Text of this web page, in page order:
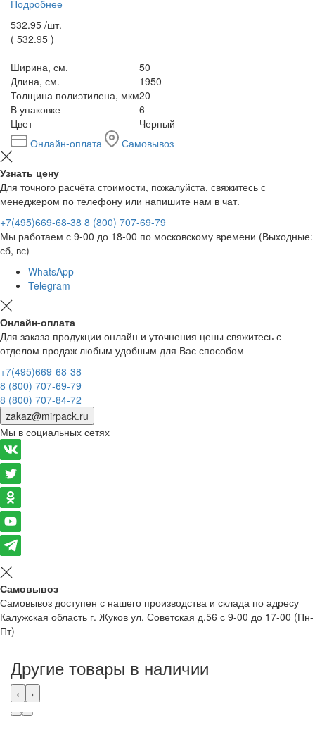
Подробнее
532.95 /шт.
( 532.95 )
Ширина, см.
50
Длина, см.
1950
Толщина полиэтилена, мкм20
В упаковке
6
Цвет
Черный
Онлайн-оплата
Самовывоз
Узнать цену
Для точного расчёта стоимости, пожалуйста, свяжитесь с
менеджером по телефону или напишите нам в чат.
+7(495)669-68-38 8 (800) 707-69-79
Мы работаем с 9-00 до 18-00 по московскому времени (Выходные:
сб, вс)
WhatsApp
Telegram
Онлайн-оплата
Для заказа продукции онлайн и уточнения цены свяжитесь с
отделом продаж любым удобным для Вас способом
+7(495)669-68-38
8 (800) 707-69-79
8 (800) 707-84-72
zakaz@mirpack.ru
Мы в социальных сетях
Самовывоз
Самовывоз доступен с нашего производства и склада по адресу
Калужская область г. Жуков ул. Советская д.56 с 9-00 до 17-00 (Пн-
Пт)
Другие товары в наличии
‹ ›